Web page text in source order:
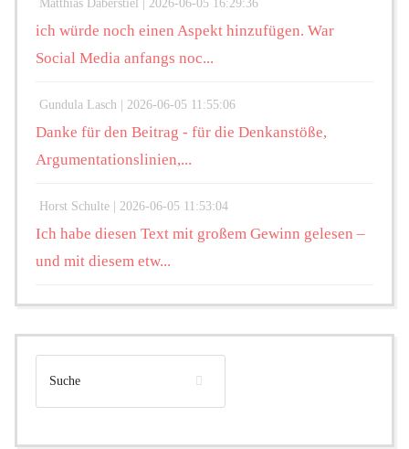
Matthias Daberstiel | 2026-06-05 16:29:36
ich würde noch einen Aspekt hinzufügen. War
Social Media anfangs noc...
Gundula Lasch | 2026-06-05 11:55:06
Danke für den Beitrag - für die Denkanstöße,
Argumentationslinien,...
Horst Schulte | 2026-06-05 11:53:04
Ich habe diesen Text mit großem Gewinn gelesen –
und mit diesem etw...